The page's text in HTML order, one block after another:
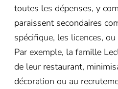
toutes les dépenses, y
paraissent secondaires
spécifique, les licences,
Par exemple, la famille
de leur restaurant,
décoration ou au